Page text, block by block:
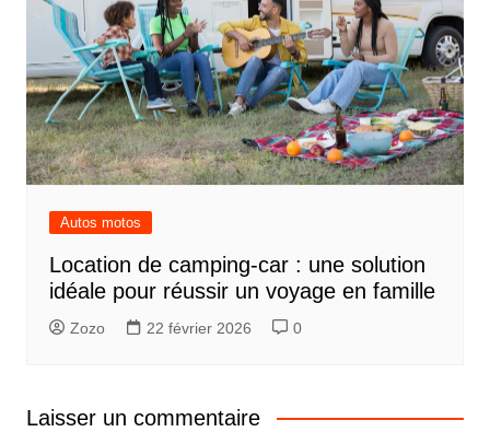
Autos motos
Location de camping-car : une solution
idéale pour réussir un voyage en famille
Zozo 22 février 2026 0
Laisser un commentaire